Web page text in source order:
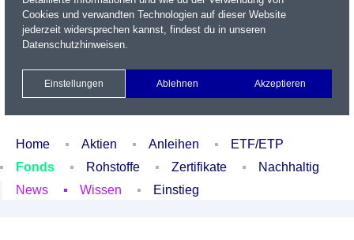
Name / WKN / ISIN / Kürzel
Xetra Realtime
Watchlist Portfolio Login
Home Aktien Anleihen
ETF/ETP
Fonds
Rohstoffe Zertifikate
Nachhaltig
News
Wissen Einstieg
Cookies und verwandten Technologien auf dieser Website
jederzeit widersprechen kannst, findest du in unseren
Datenschutzhinweisen.
Einstellungen Ablehnen Akzeptieren